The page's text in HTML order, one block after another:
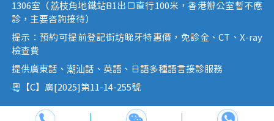
1306室（荔枝角地鐵站B1出口直行100米，香港辦公室暫不應
診，主要咨詢接待）
提示：預約可提前登記街坊睇牙特惠價，免診金、CT、X-ray
檢查費
提供廣東話、潮汕話、英語、日語多種語言接診服務
粵【C】廣[2025]第11-14-255號